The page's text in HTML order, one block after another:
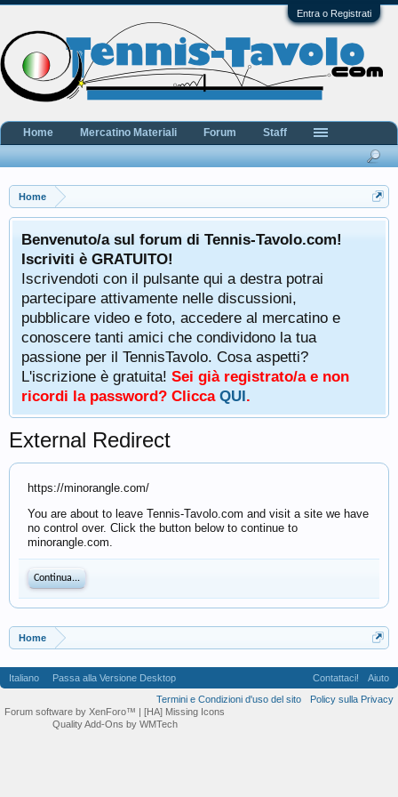
Entra o Registrati
Home
Benvenuto/a sul forum di Tennis-Tavolo.com!
Iscriviti è GRATUITO!
Iscrivendoti con il pulsante qui a destra potrai
partecipare attivamente nelle discussioni,
pubblicare video e foto, accedere al mercatino e
conoscere tanti amici che condividono la tua
passione per il TennisTavolo. Cosa aspetti?
L'iscrizione è gratuita! Sei già registrato/a e non
ricordi la password? Clicca QUI.
External Redirect
https://minorangle.com/
You are about to leave Tennis-Tavolo.com and visit a site we have
no control over. Click the button below to continue to
minorangle.com.
Continua...
Home
Home Mercatino Materiali Forum Staff
Italiano Passa alla Versione Desktop Contattaci!
Aiuto
Termini e Condizioni d'uso del sito
Policy sulla Privacy
Forum software by XenForo™ | [HA] Missing Icons
Quality Add-Ons by WMTech